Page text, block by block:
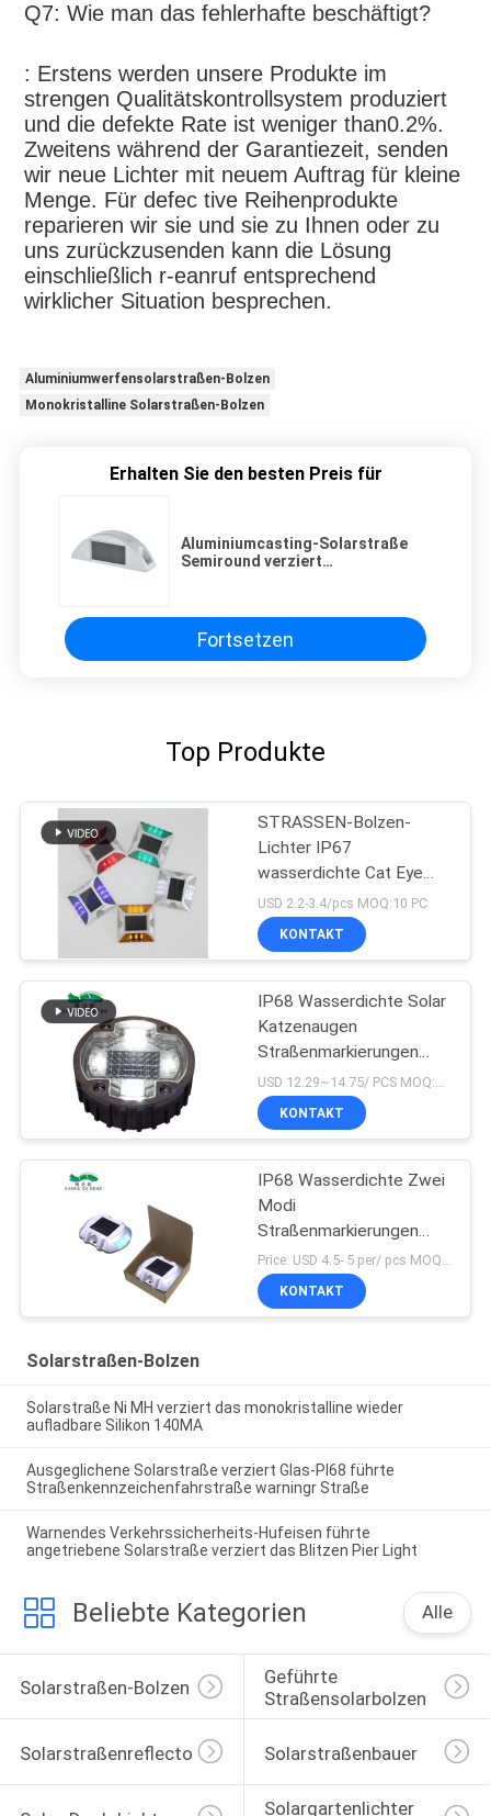
Q7: Wie man das fehlerhafte beschäftigt?
: Erstens werden unsere Produkte im
strengen Qualitätskontrollsystem produziert
und die defekte Rate ist weniger than0.2%.
Zweitens während der Garantiezeit, senden
wir neue Lichter mit neuem Auftrag für kleine
Menge. Für defec tive Reihenprodukte
reparieren wir sie und sie zu Ihnen oder zu
uns zurückzusenden kann die Lösung
einschließlich r-eanruf entsprechend
wirklicher Situation besprechen.
Aluminiumwerfensolarstraßen-Bolzen
Monokristalline Solarstraßen-Bolzen
Erhalten Sie den besten Preis für
Aluminiumcasting-Solarstraße
Semiround verziert
Fortsetzen
Top Produkte
STRASSEN-Bolzen-
Lichter IP67
wasserdichte Cat Eye
Road Stud Outdoor Solar
USD 2.2-3.4/pcs MOQ:10 PC
KONTAKT
IP68 Wasserdichte Solar
Katzenaugen
Straßenmarkierungen
1200mAh
KONTAKT
IP68 Wasserdichte Zwei
Modi
Straßenmarkierungen
Solar Katzenaugen
Straßenmarkierungen
Price: USD 4.5- 5 per/ pcs MOQ:10
KONTAKT
Solarstraßen-Bolzen
Solarstraße Ni MH verziert das monokristalline wieder
aufladbare Silikon 140MA
Ausgeglichene Solarstraße verziert Glas-PI68 führte
Straßenkennzeichenfahrstraße warningr Straße
Warnendes Verkehrssicherheits-Hufeisen führte
angetriebene Solarstraße verziert das Blitzen Pier Light
Beliebte Kategorien Alle
Solarstraßen-Bolzen
Geführte
Straßensolarbolzen
Solarstraßenreflectoren Solarstraßenbauer
Solargartenlichter